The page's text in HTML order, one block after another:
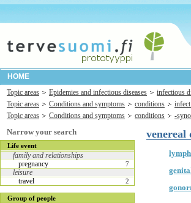
HOME
Topic areas
Epidemies and infectious diseases infectious
Topic areas
Conditions and symptoms conditions
Topic areas
Conditions and symptoms conditions -
Narrow your search
Life event
family and relationships
pregnancy
7
leisure
travel
2
Group of people
venereal